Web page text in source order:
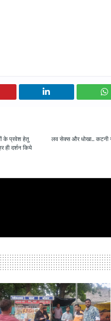
लव सेक्स और धोखा.. कटनी
के प्रवेश हेतु
ही दर्शन किये